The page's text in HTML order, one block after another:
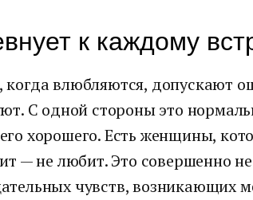
к каждому
влюбляются, допускают
С одной стороны это
хорошего. Есть женщины,
— не любит. Это совершенно не
чувств, возникающих